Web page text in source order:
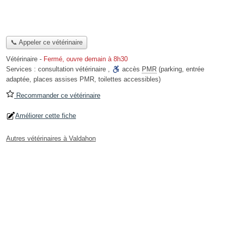
📞 Appeler ce vétérinaire
Vétérinaire - Fermé, ouvre demain à 8h30
Services : consultation vétérinaire , accès PMR (parking, entrée
adaptée, places assises PMR, toilettes accessibles)
Recommander ce vétérinaire
Améliorer cette fiche
Autres vétérinaires à Valdahon